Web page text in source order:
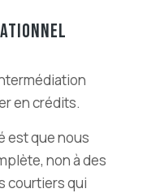
en crédits.
est que nous
non à des
courtiers qui